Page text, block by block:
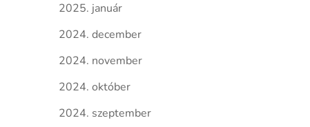
2025. január
2024. december
2024. november
2024. október
2024. szeptember